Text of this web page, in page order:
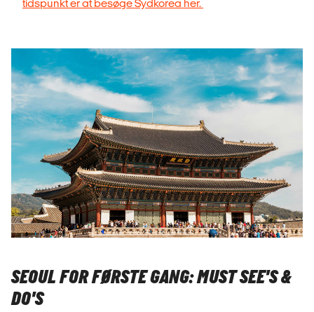
tidspunkt er at besøge Sydkorea her.
SEOUL FOR FØRSTE GANG: MUST SEE'S &
DO'S